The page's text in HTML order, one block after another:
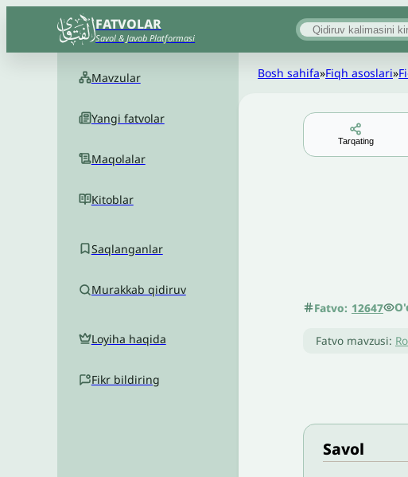
FATVOLAR
Savol & Javob Platformasi
Mavzular
Yangi fatvolar
Maqolalar
Kitoblar
Saqlanganlar
Murakkab qidiruv
Loyiha haqida
Fikr bildiring
Bosh sahifa»Fiqh asoslari»
Tarqating
Fatvo: 12647
Fatvo mavzusi:
Savol